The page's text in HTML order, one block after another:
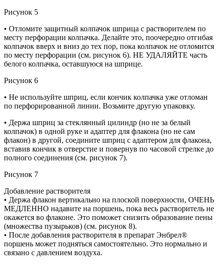
Рисунок 5
• Отломите защитный колпачок шприца с растворителем по
месту перфорации колпачка. Делайте это, поочередно отгибая
колпачок вверх и вниз до тех пор, пока колпачок не отломится
по месту перфорации (см. рисунок 6). НЕ УДАЛЯЙТЕ часть
белого колпачка, оставшуюся на шприце.
Рисунок 6
• Не используйте шприц, если кончик колпачка уже отломан
по перфорированной линии. Возьмите другую упаковку.
• Держа шприц за стеклянный цилиндр (но не за белый
колпачок) в одной руке и адаптер для флакона (но не сам
флакон) в другой, соедините шприц с адаптером для флакона,
вставив кончик в отверстие и повернув по часовой стрелке до
полного соединения (см. рисунок 7).
Рисунок 7
Добавление растворителя
• Держа флакон вертикально на плоской поверхности, ОЧЕНЬ
МЕДЛЕННО надавите на поршень, пока весь растворитель не
окажется во флаконе. Это поможет снизить образование пены
(множества пузырьков) (см. рисунок 8).
• После добавления растворителя в препарат Энбрел®
поршень может подняться самостоятельно. Это нормально и
связано с давлением воздуха.